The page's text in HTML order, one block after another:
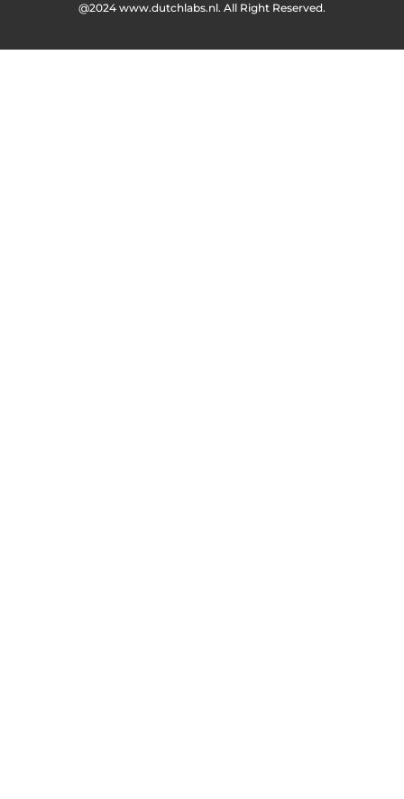
@2024 www.dutchlabs.nl. All Right Reserved.